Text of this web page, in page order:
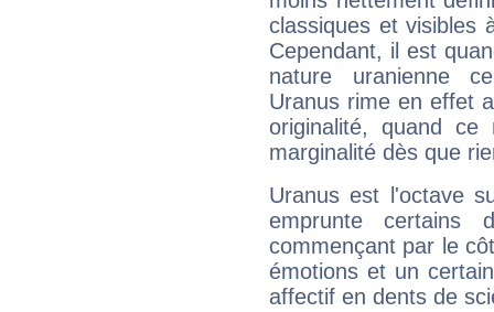
classiques et visibles
Cependant, il est
nature uranienne
Uranus rime en effet
originalité, quand ce
marginalité dès que
Uranus est l'octave
emprunte
commençant par le
émotions et un
affectif en dents de